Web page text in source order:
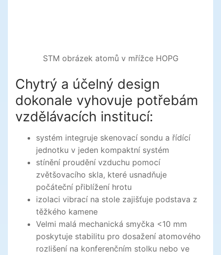
STM obrázek atomů v mřížce HOPG
Chytrý a účelný design
dokonale vyhovuje potřebám
vzdělávacích institucí:
systém integruje skenovací sondu a řídící
jednotku v jeden kompaktní systém
stínění proudění vzduchu pomocí
zvětšovacího skla, které usnadňuje
počáteční přiblížení hrotu
izolaci vibrací na stole zajišťuje podstava z
těžkého kamene
Velmi malá mechanická smyčka <10 mm
poskytuje stabilitu pro dosažení atomového
rozlišení na konferenčním stolku nebo ve